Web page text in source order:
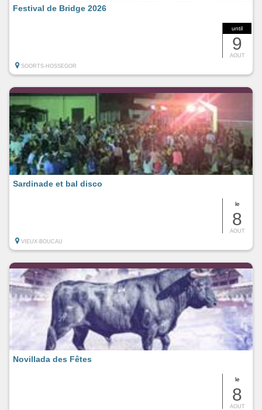
until
9
AOUT
Festival de Bridge 2026
SOORTS-HOSSEGOR
le
8
AOUT
Sardinade et bal disco
VIEUX-BOUCAU
le
8
AOUT
Novillada des Fêtes